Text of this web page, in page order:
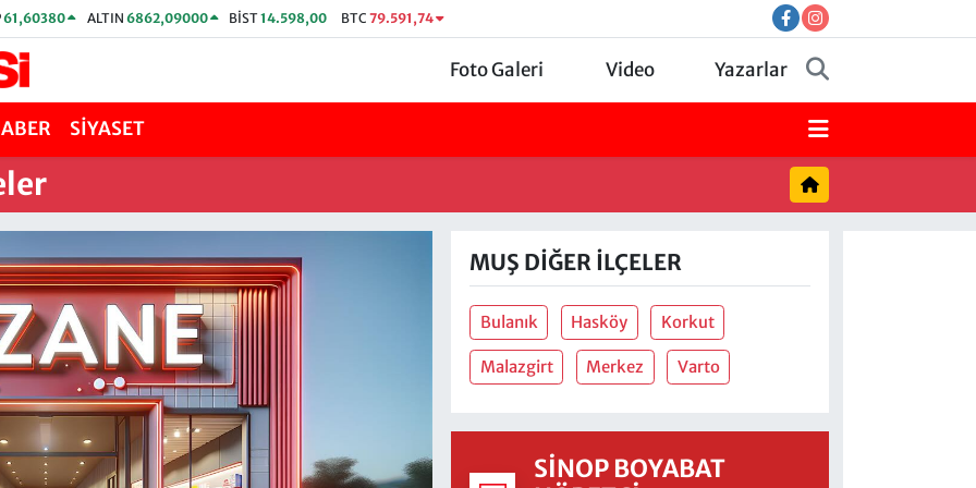
61,60380 ALTIN 6862,09000 BİST14.598,00 BTC 79.591,74
Foto Galeri Video Yazarlar
SİYASET
MUŞ DIĞER İLÇELER
Bulanık Hasköy Korkut
Malazgirt Merkez Varto
SINOP BOYABAT